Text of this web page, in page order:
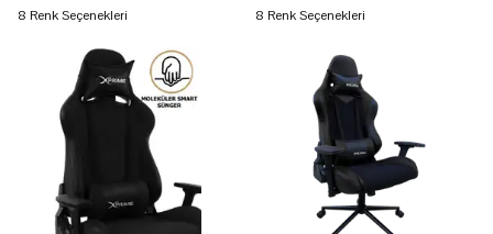
8 Renk Seçenekleri 8 Renk Seçenekleri